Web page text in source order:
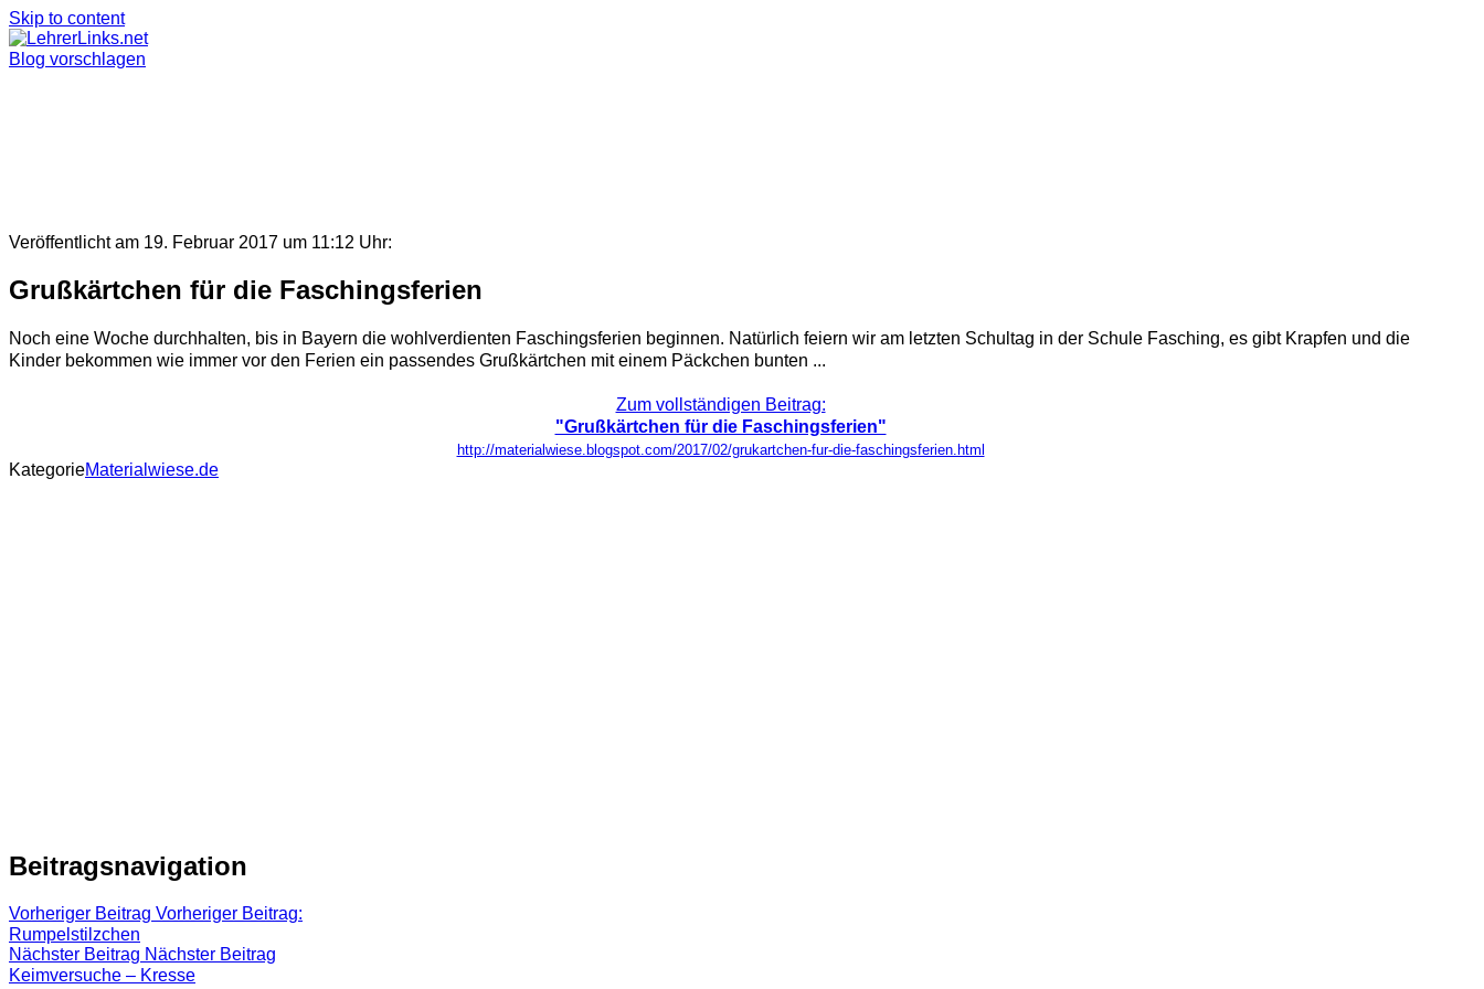
Skip to content
Blog vorschlagen
Veröffentlicht am 19. Februar 2017 um 11:12 Uhr:
Grußkärtchen für die Faschingsferien
Noch eine Woche durchhalten, bis in Bayern die wohlverdienten Faschingsferien beginnen. Natürlich feiern wir am letzten Schultag in der Schule Fasching, es gibt Krapfen und die
Kinder bekommen wie immer vor den Ferien ein passendes Grußkärtchen mit einem Päckchen bunten ...
Zum vollständigen Beitrag:
"Grußkärtchen für die Faschingsferien"
http://materialwiese.blogspot.com/2017/02/grukartchen-fur-die-faschingsferien.html
KategorieMaterialwiese.de
Beitragsnavigation
Vorheriger Beitrag Vorheriger Beitrag:
Rumpelstilzchen
Nächster Beitrag Nächster Beitrag
Keimversuche – Kresse